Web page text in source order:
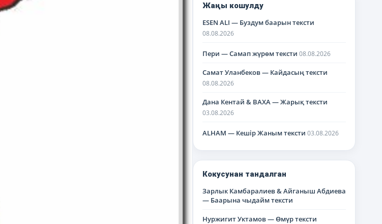
Жаңы кошулду
ESEN ALI — Буздум баарын тексти
08.08.2026
Пери — Самап жүрөм тексти 08.08.2026
Самат Уланбеков — Кайдасың тексти
08.08.2026
Дана Кентай & BAXA — Жарық тексти
03.08.2026
ALHAM — Кешір Жаным тексти 03.08.2026
Кокусунан тандалган
Зарлык Камбаралиев & Айганыш Абдиева
— Баарына чыдайм тексти
Нуржигит Уктамов — Өмүр тексти